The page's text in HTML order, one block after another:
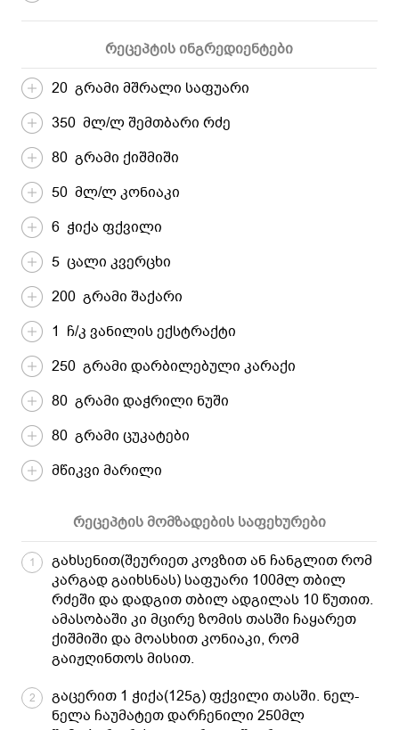
რეცეპტის ინგრედიენტები
20 გრამი მშრალი საფუარი
350 მლ/ლ შემთბარი რძე
80 გრამი ქიშმიში
50 მლ/ლ კონიაკი
6 ჭიქა ფქვილი
5 ცალი კვერცხი
200 გრამი შაქარი
1 ჩ/კ ვანილის ექსტრაქტი
250 გრამი დარბილებული კარაქი
80 გრამი დაჭრილი ნუში
80 გრამი ცუკატები
მწიკვი მარილი
რეცეპტის მომზადების საფეხურები
1
გახსენით(შეურიეთ კოვზით ან ჩანგლით რომ
კარგად გაიხსნას) საფუარი 100მლ თბილ
რძეში და დადგით თბილ ადგილას 10 წუთით.
ამასობაში კი მცირე ზომის თასში ჩაყარეთ
ქიშმიში და მოასხით კონიაკი, რომ
გაიჟღინთოს მისით.
2
გაცერით 1 ჭიქა(125გ) ფქვილი თასში. ნელ-
ნელა ჩაუმატეთ დარჩენილი 250მლ